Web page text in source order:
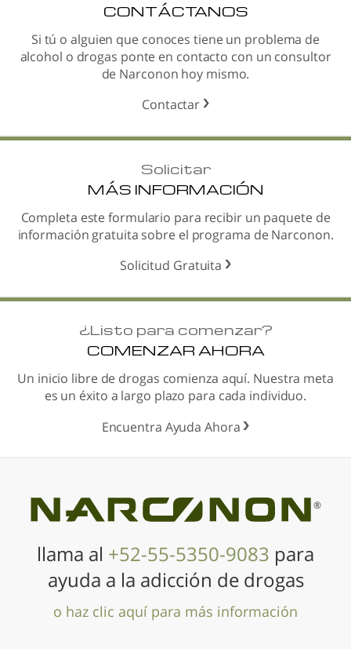
CONTÁCTANOS
Si tú o alguien que conoces tiene un problema de
alcohol o drogas ponte en contacto con un consultor
de Narconon hoy mismo.
Contactar
Solicitar
MÁS INFORMACIÓN
Completa este formulario para recibir un paquete de
información gratuita sobre el programa de Narconon.
Solicitud Gratuita
¿Listo para comenzar?
COMENZAR AHORA
Un inicio libre de drogas comienza aquí. Nuestra meta
es un éxito a largo plazo para cada individuo.
Encuentra Ayuda Ahora
®
llama al +52-55-5350-9083 para
ayuda a la adicción de drogas
o haz clic aquí para más información